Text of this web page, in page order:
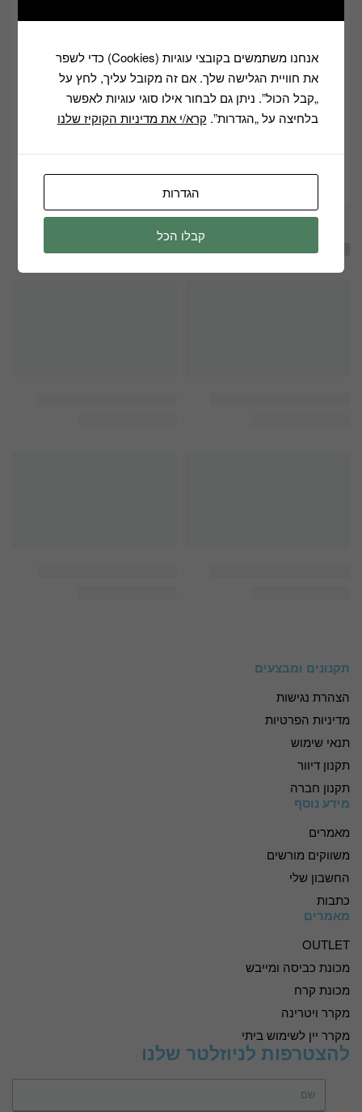
ס"מ
Description
Categories: בישול ואפייה,כיריים
שיתוף
תקנונים ומבצעים
הצהרת נגישות
מדיניות הפרטיות
תנאי שימוש
תקנון דיוור
תקנון חברה
מידע נוסף
מאמרים
משווקים מורשים
החשבון שלי
כתבות
מאמרים
OUTLET
מכונת כביסה ומייבש
מכונת קרח
מקרר ויטרינה
מקרר יין לשימוש ביתי
להצטרפות לניוזלטר שלנו
אנחנו משתמשים בקובצי עוגיות (Cookies) כדי לשפר
את חוויית הגלישה שלך. אם זה מקובל עליך, לחץ על
„קבל הכול”. ניתן גם לבחור אילו סוגי עוגיות לאפשר
בלחיצה על „הגדרות”. קרא/י את מדיניות הקוקיז שלנו
הגדרות
קבלו הכל